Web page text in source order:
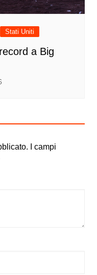
Stati Uniti
a Big
I campi